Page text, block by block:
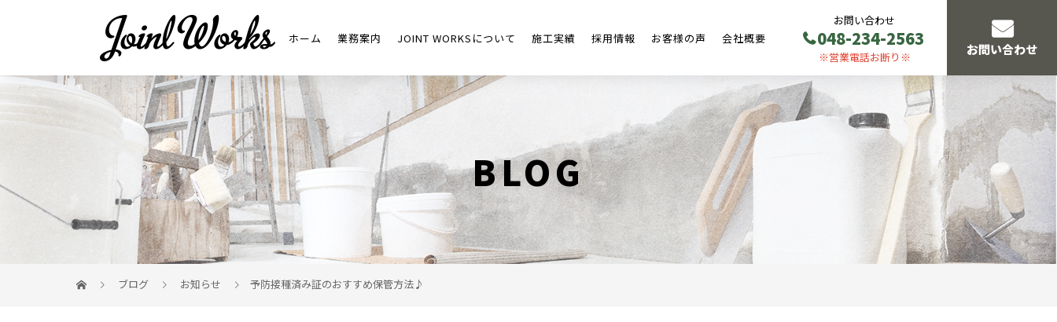
ホーム 業務案内 JOINT WORKSについて 施工実績 採用情報 お客様の声 会社概要
お問い合わせ
048-234-2563
※営業電話お断り※ お問い合わせ
BLOG
ブログ お知らせ 予防接種済み証のおすすめ保管方法♪